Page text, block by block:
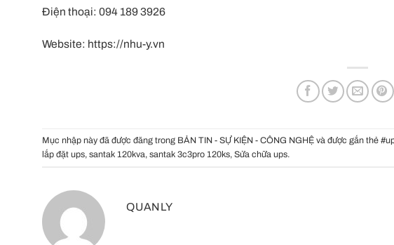
Điện thoại: 094 189 3926
Website: https://nhu-y.vn
Mục nhập này đã được đăng trong BẢN TIN - SỰ KIỆN - CÔNG NGHỆ và được gắn thẻ
lắp đặt ups, santak 120kva, santak 3c3pro 120ks, Sửa chữa ups.
QUANLY